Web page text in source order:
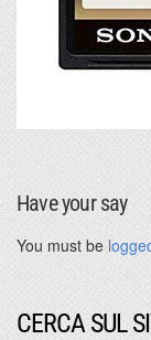
Have your say
You must be
CERCA SUL